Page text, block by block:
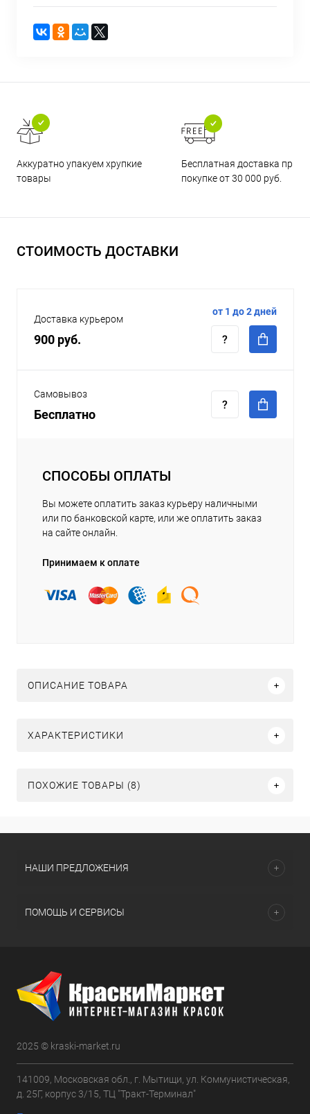
Аккуратно упакуем хрупкие
товары
Бесплатная доставка при
покупке от 30 000 руб.
СТОИМОСТЬ ДОСТАВКИ
Доставка курьером
900 руб.
от 1 до 2 дней
Самовывоз
Бесплатно
СПОСОБЫ ОПЛАТЫ
Вы можете оплатить заказ курьеру наличными
или по банковской карте, или же оплатить заказ
на сайте онлайн.
Принимаем к оплате
ОПИСАНИЕ ТОВАРА
ХАРАКТЕРИСТИКИ
ПОХОЖИЕ ТОВАРЫ (8)
НАШИ ПРЕДЛОЖЕНИЯ
ПОМОЩЬ И СЕРВИСЫ
2025 © kraski-market.ru
141009, Московская обл., г. Мытищи, ул. Коммунистическая,
д. 25Г, корпус 3/15, ТЦ "Тракт-Терминал"